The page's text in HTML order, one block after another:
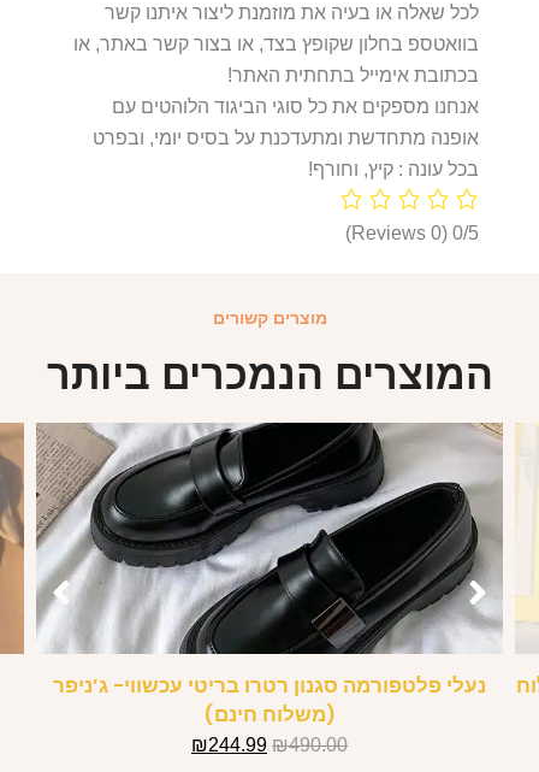
לכל שאלה או בעיה את מוזמנת ליצור איתנו קשר
בוואטספ בחלון שקופץ בצד, או בצור קשר באתר, או
בכתובת אימייל בתחתית האתר!
אנחנו מספקים את כל סוגי הביגוד הלוהטים עם
אופנה מתחדשת ומתעדכנת על בסיס יומי, ובפרט
בכל עונה : קיץ, וחורף!
0/5
(0 Reviews)
מוצרים קשורים
המוצרים הנמכרים ביותר
נעלי פלטפורמה סגנון רטרו בריטי עכשווי- ג’ניפר
(משלוח חינם)
₪490.00
₪244.99